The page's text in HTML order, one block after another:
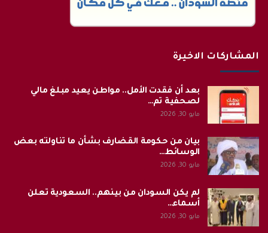
المشاركات الاخيرة
بعد أن فقدت الأمل.. مواطن يعيد مبلغ مالي
لصحفية تم…
مايو 30, 2026
بيان من حكومة القضارف بشأن ما تناولته بعض
الوسائط…
مايو 30, 2026
لم يكن السودان من بينهم.. السعودية تعلن
أسماء…
مايو 30, 2026